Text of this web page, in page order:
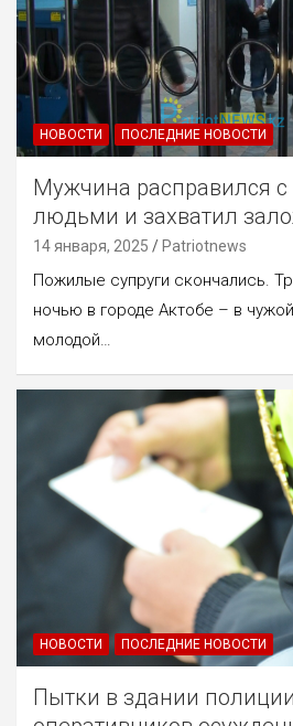
НОВОСТИ ПОСЛЕДНИЕ НОВОСТИ
Мужчина расправился
людьми и захватил
14 января, 2025 Patriotnews
Пожилые супруги скончались.
ночью в городе Актобе – в
молодой…
НОВОСТИ ПОСЛЕДНИЕ НОВОСТИ
Пытки в здании